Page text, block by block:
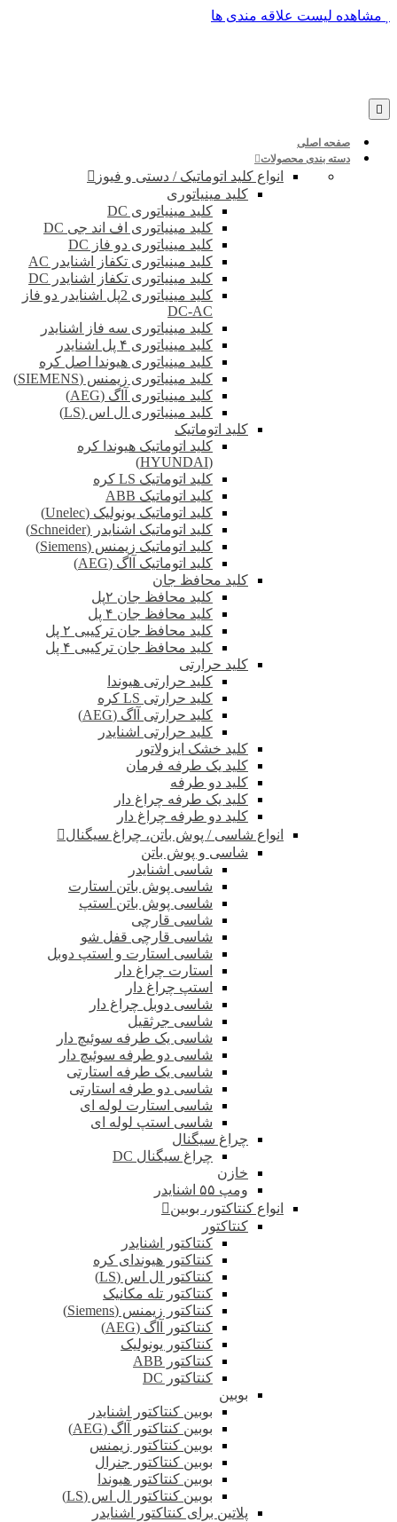
پرش
مشاهده لیست علاقه مندی ها
صفحه اصلی
دسته بندی محصولات
انواع کلید اتوماتیک / دستی و فیوز
کلید مینیاتوری
کلید مینیاتوری DC
کلید مینیاتوری اف اند جی DC
کلید مینیاتوری دو فاز DC
کلید مینیاتوری تکفاز اشنایدر AC
کلید مینیاتوری تکفاز اشنایدر DC
کلید مینیاتوری 2پل اشنایدر دو فاز
DC-AC
کلید مینیاتوری سه فاز اشنایدر
کلید مینیاتوری ۴ پل اشنایدر
کلید مینیاتوری هیوندا اصل کره
کلید مینیاتوری زیمنس (SIEMENS)
کلید مینیاتوری آاگ (AEG)
کلید مینیاتوری ال اس (LS)
کلید اتوماتیک
کلید اتوماتیک هیوندا کره
(HYUNDAI)
کلید اتوماتیک LS کره
کلید اتوماتیک ABB
کلید اتوماتیک یونولیک (Unelec)
کلید اتوماتیک اشنایدر (Schneider)
کلید اتوماتیک زیمنس (Siemens)
کلید اتوماتیک آاگ (AEG)
کلید محافظ جان
کلید محافظ جان ۲پل
کلید محافظ جان ۴ پل
کلید محافظ جان ترکیبی ۲ پل
کلید محافظ جان ترکیبی ۴ پل
کلید حرارتی
کلید حرارتی هیوندا
کلید حرارتی LS کره
کلید حرارتی آاگ (AEG)
کلید حرارتی اشنایدر
کلید خشک ایزولاتور
کلید یک طرفه فرمان
کلید دو طرفه
کلید یک طرفه چراغ دار
کلید دو طرفه چراغ دار
انواع شاسی / پوش باتن، چراغ سیگنال
شاسی و پوش باتن
شاسی اشنایدر
شاسی پوش باتن استارت
شاسی پوش باتن استپ
شاسی قارچی
شاسی قارچی قفل شو
شاسی استارت و استپ دوبل
استارت چراغ دار
استپ چراغ دار
شاسی دوبل چراغ دار
شاسی جرثقیل
شاسی یک طرفه سوئیچ دار
شاسی دو طرفه سوئیچ دار
شاسی یک طرفه استارتی
شاسی دو طرفه استارتی
شاسی استارت لوله ای
شاسی استپ لوله ای
چراغ سیگنال
چراغ سیگنال DC
خازن
ومپ ۵۵ اشنایدر
انواع کنتاکتور، بوبین
کنتاکتور
کنتاکتور اشنایدر
کنتاکتور هیوندای کره
کنتاکتور ال اس (LS)
کنتاکتور تله مکانیک
کنتاکتور زیمنس (Siemens)
کنتاکتور آاگ (AEG)
کنتاکتور یونولیک
کنتاکتور ABB
کنتاکتور DC
بوبین
بوبین کنتاکتور اشنایدر
بوبین کنتاکتور آاگ (AEG)
بوبین کنتاکتور زیمنس
بوبین کنتاکتور جنرال
بوبین کنتاکتور هیوندا
بوبین کنتاکتور ال اس (LS)
پلاتین برای کنتاکتور اشنایدر